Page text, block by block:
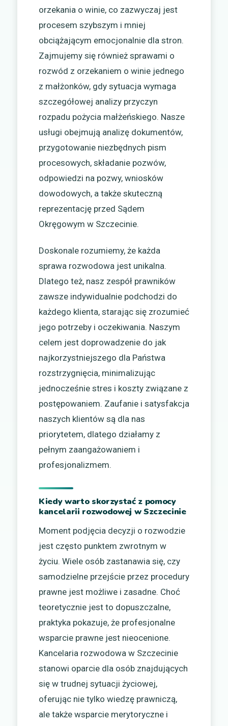
orzekania o winie, co zazwyczaj jest
procesem szybszym i mniej
obciążającym emocjonalnie dla stron.
Zajmujemy się również sprawami o
rozwód z orzekaniem o winie jednego
z małżonków, gdy sytuacja wymaga
szczegółowej analizy przyczyn
rozpadu pożycia małżeńskiego. Nasze
usługi obejmują analizę dokumentów,
przygotowanie niezbędnych pism
procesowych, składanie pozwów,
odpowiedzi na pozwy, wniosków
dowodowych, a także skuteczną
reprezentację przed Sądem
Okręgowym w Szczecinie.
Doskonale rozumiemy, że każda
sprawa rozwodowa jest unikalna.
Dlatego też, nasz zespół prawników
zawsze indywidualnie podchodzi do
każdego klienta, starając się zrozumieć
jego potrzeby i oczekiwania. Naszym
celem jest doprowadzenie do jak
najkorzystniejszego dla Państwa
rozstrzygnięcia, minimalizując
jednocześnie stres i koszty związane z
postępowaniem. Zaufanie i satysfakcja
naszych klientów są dla nas
priorytetem, dlatego działamy z
pełnym zaangażowaniem i
profesjonalizmem.
Kiedy warto skorzystać z pomocy
kancelarii rozwodowej w Szczecinie
Moment podjęcia decyzji o rozwodzie
jest często punktem zwrotnym w
życiu. Wiele osób zastanawia się, czy
samodzielne przejście przez procedury
prawne jest możliwe i zasadne. Choć
teoretycznie jest to dopuszczalne,
praktyka pokazuje, że profesjonalne
wsparcie prawne jest nieocenione.
Kancelaria rozwodowa w Szczecinie
stanowi oparcie dla osób znajdujących
się w trudnej sytuacji życiowej,
oferując nie tylko wiedzę prawniczą,
ale także wsparcie merytoryczne i